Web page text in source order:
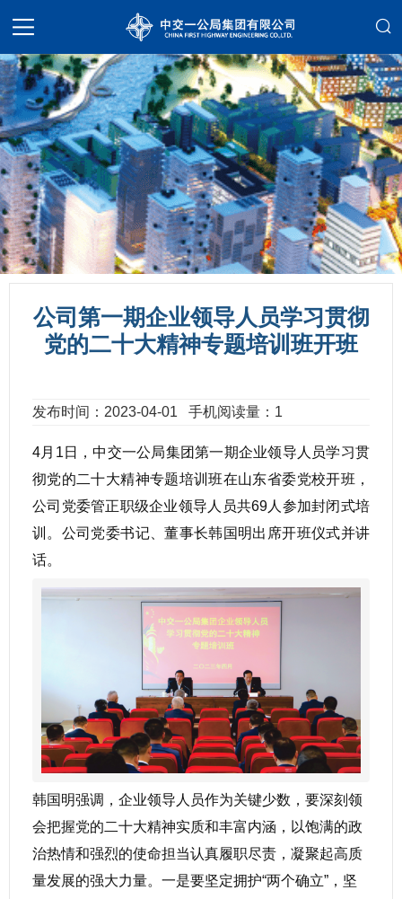
公司第一期企业领导人员学习贯彻
党的二十大精神专题培训班开班
发布时间：2023-04-01 手机阅读量：1
4月1日，中交一公局集团第一期企业领导人员学习贯
彻党的二十大精神专题培训班在山东省委党校开班，
公司党委管正职级企业领导人员共69人参加封闭式培
训。公司党委书记、董事长韩国明出席开班仪式并讲
话。
韩国明强调，企业领导人员作为关键少数，要深刻领
会把握党的二十大精神实质和丰富内涵，以饱满的政
治热情和强烈的使命担当认真履职尽责，凝聚起高质
量发展的强大力量。一是要坚定拥护“两个确立”，坚